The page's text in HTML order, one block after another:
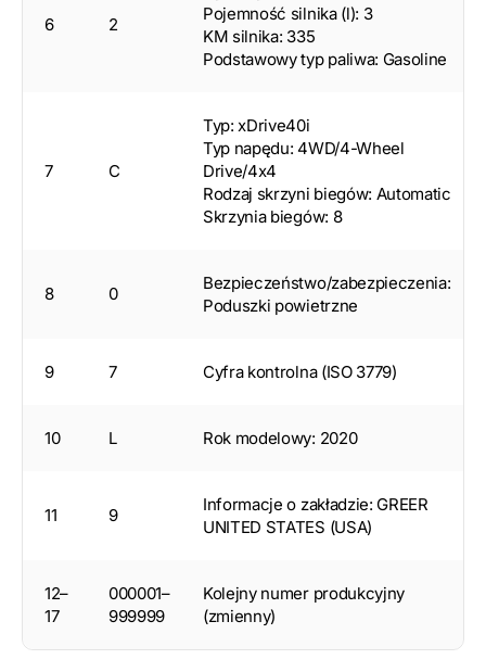
6 2
Pojemność silnika (l): 3
KM silnika: 335
Podstawowy typ paliwa: Gasoline
7 C
Typ: xDrive40i
Typ napędu: 4WD/4-Wheel
Drive/4x4
Rodzaj skrzyni biegów: Automatic
Skrzynia biegów: 8
8 0
Bezpieczeństwo/zabezpieczenia:
Poduszki powietrzne
9 7 Cyfra kontrolna (ISO 3779)
10 L Rok modelowy: 2020
11 9
Informacje o zakładzie: GREER
UNITED STATES (USA)
12–
17
000001–
999999
Kolejny numer produkcyjny
(zmienny)